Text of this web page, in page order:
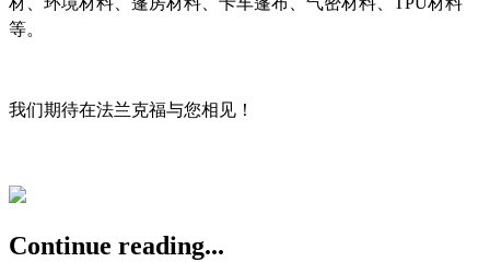
等。
我们期待在法兰克福与您相见！
Continue reading...